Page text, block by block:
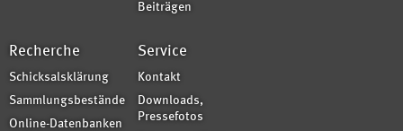
Beiträgen
Recherche
Schicksalsklärung
Sammlungsbestände
Online-Datenbanken
Service
Kontakt
Downloads,
Pressefotos